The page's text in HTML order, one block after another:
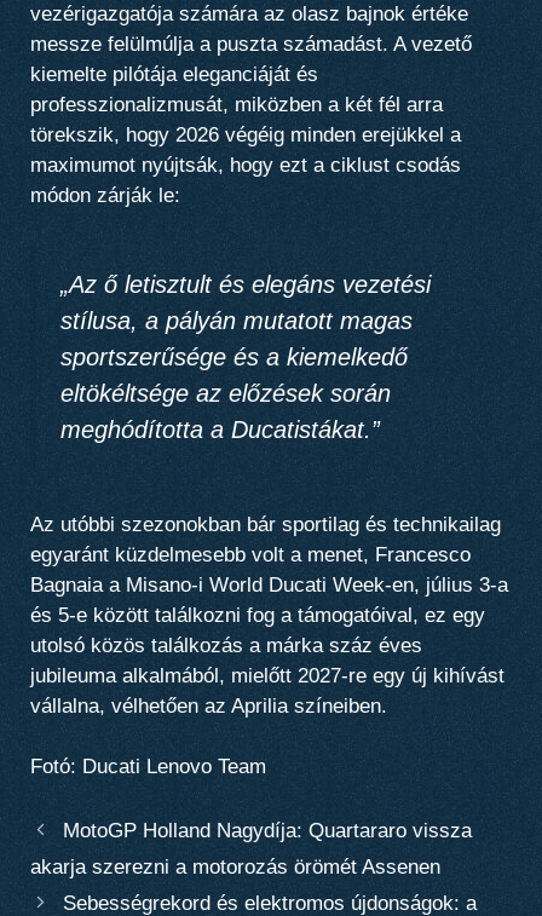
vezérigazgatója számára az olasz bajnok értéke
messze felülmúlja a puszta számadást. A vezető
kiemelte pilótája eleganciáját és
professzionalizmusát, miközben a két fél arra
törekszik, hogy 2026 végéig minden erejükkel a
maximumot nyújtsák, hogy ezt a ciklust csodás
módon zárják le:
„Az ő letisztult és elegáns vezetési
stílusa, a pályán mutatott magas
sportszerűsége és a kiemelkedő
eltökéltsége az előzések során
meghódította a Ducatistákat.”
Az utóbbi szezonokban bár sportilag és technikailag
egyaránt küzdelmesebb volt a menet, Francesco
Bagnaia a Misano-i World Ducati Week-en, július 3-a
és 5-e között találkozni fog a támogatóival, ez egy
utolsó közös találkozás a márka száz éves
jubileuma alkalmából, mielőtt 2027-re egy új kihívást
vállalna, vélhetően az Aprilia színeiben.
Fotó: Ducati Lenovo Team
MotoGP Holland Nagydíja: Quartararo vissza
akarja szerezni a motorozás örömét Assenen
Sebességrekord és elektromos újdonságok: a